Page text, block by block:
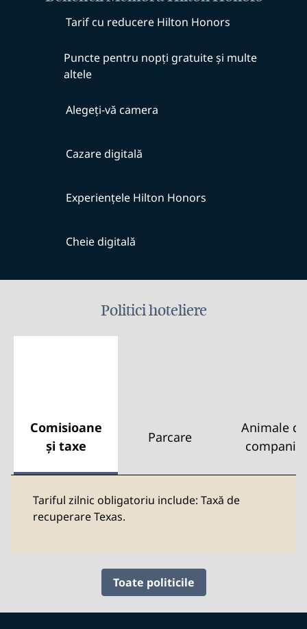
Tarif cu reducere Hilton Honors
Puncte pentru nopți gratuite și multe
altele
Alegeți-vă camera
Cazare digitală
Experiențele Hilton Honors
Cheie digitală
Politici hoteliere
Comisioane
și taxe
Parcare
Animale de
companie
Tariful zilnic obligatoriu include: Taxă de
recuperare Texas.
Toate politicile